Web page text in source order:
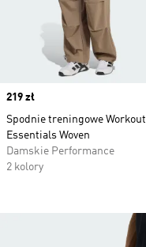
Price
219 zł
Spodnie treningowe Workout
Essentials Woven
Damskie Performance
2 kolory